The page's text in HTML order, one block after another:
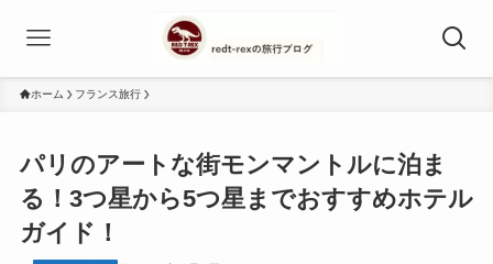
ホーム フランス旅行
パリのアートな街モンマントルに泊ま
る！3つ星から5つ星までおすすめホテル
ガイド！